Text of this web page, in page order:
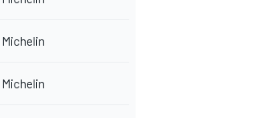
Michelin
Michelin